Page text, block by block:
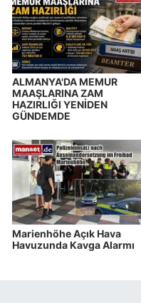
ALMANYA'DA MEMUR
MAAŞLARINA ZAM
HAZIRLIĞI YENİDEN
GÜNDEMDE
Marienhöhe Açık Hava
Havuzunda Kavga Alarmı